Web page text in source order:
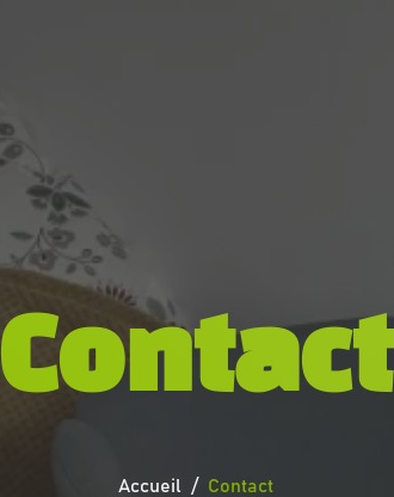
Contact
Accueil Contact